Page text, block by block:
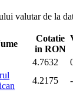
valutar de la
Cotatie
in RON
4.7632
4.2175